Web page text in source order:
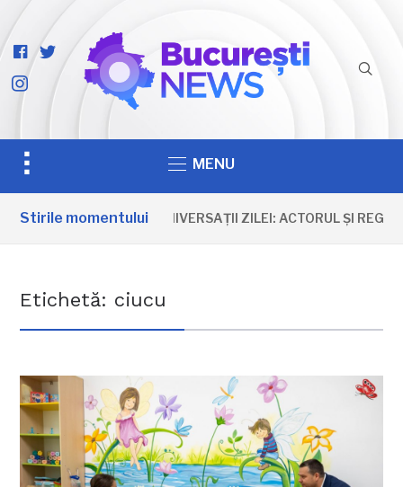
facebook-
official
twitter
instagram
Toggle
sidebar
&
MENU
Stirile momentuluiANIVERSAȚII ZILEI: ACTORUL ȘI
Etichetă: ciucu